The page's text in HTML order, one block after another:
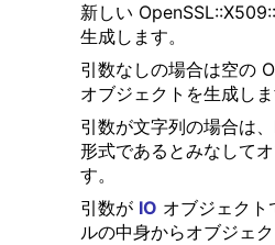
新しい
生成します。
引数なしの場合は空の
オブジェクトを生成しま
引数が文字列の場合は
形式であるとみなして
す。
引数が IO オブジェクト
ルの中身からオブジェク